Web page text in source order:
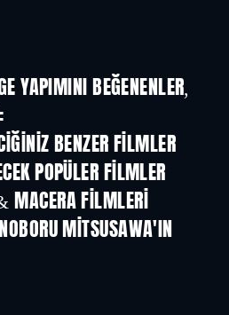
YAPIMINI BEĞENENLER,
BENZER FILMLER
POPÜLER FILMLER
MACERA FILMLERI
MITSUSAWA'IN